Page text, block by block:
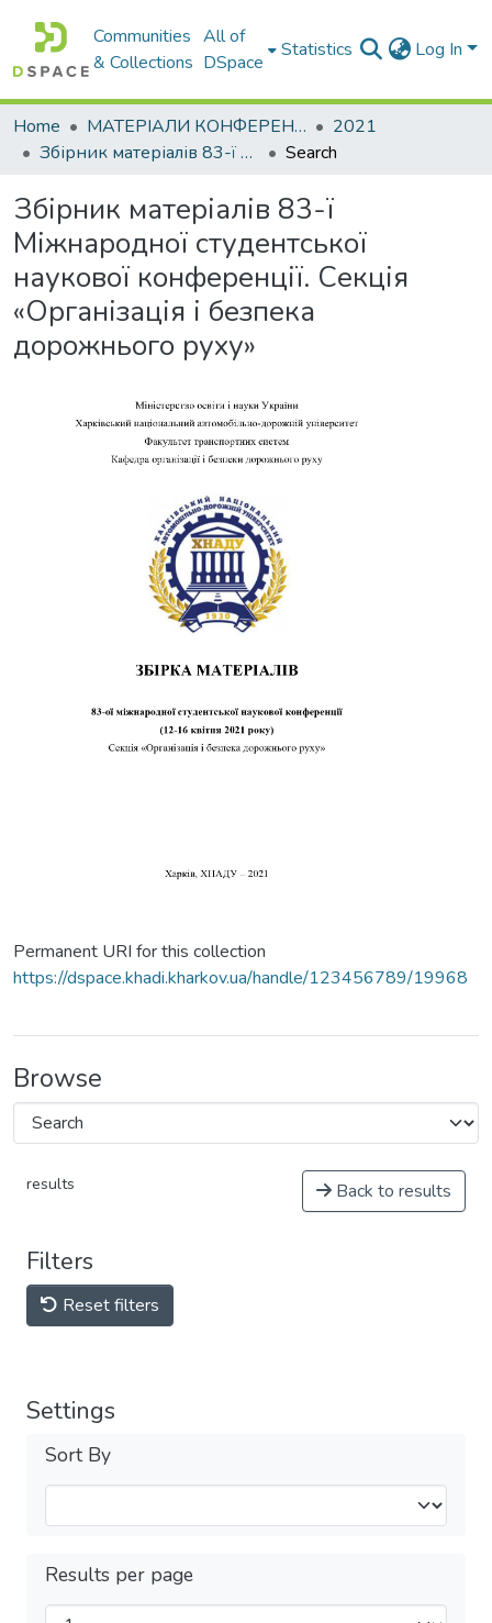
Communities
& Collections
All of
DSpace
Statistics Log In
Home МАТЕРІАЛИ КОНФЕРЕНЦІЙ
2021
Збірник матеріалів 83-ї Міжнародної студентської наукової конференції. Секція «Організація і безпека дорожнього руху»
Search
Збірник матеріалів 83-ї
Міжнародної студентської
наукової конференції. Секція
«Організація і безпека
дорожнього руху»
Permanent URI for this collection
https://dspace.khadi.kharkov.ua/handle/123456789/19968
Browse
results Back to results
Filters
Reset filters
Settings
Sort By
Results per page